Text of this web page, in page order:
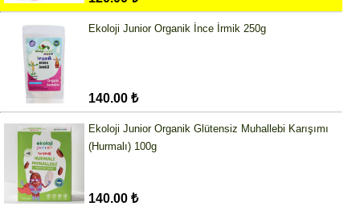
Ekoloji Junior Organik İnce İrmik 250g
140.00 ₺
Ekoloji Junior Organik Glütensiz Muhallebi Karışımı
(Hurmalı) 100g
140.00 ₺